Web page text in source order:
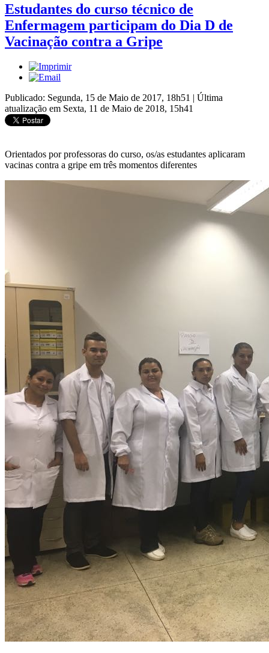
Estudantes do curso técnico de
Enfermagem participam do Dia D de
Vacinação contra a Gripe
Publicado: Segunda, 15 de Maio de 2017, 18h51 | Última
atualização em Sexta, 11 de Maio de 2018, 15h41
Orientados por professoras do curso, os/as estudantes aplicaram
vacinas contra a gripe em três momentos diferentes